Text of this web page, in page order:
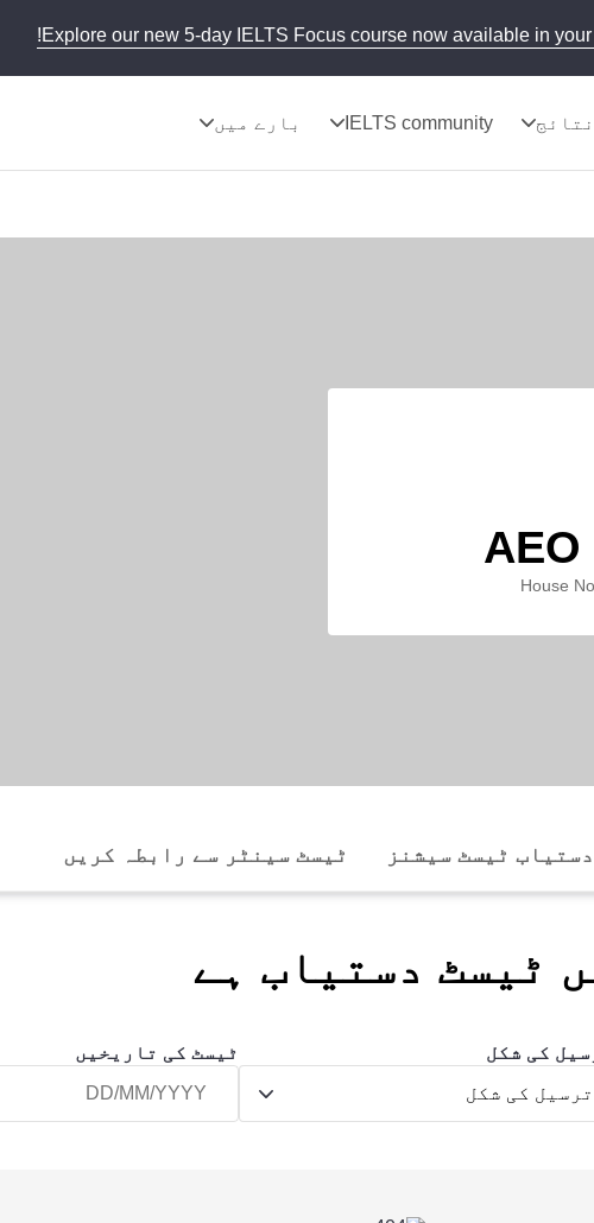
Explore our new 5-day IELTS Focus course now available in your
نتائج IELTS community بارے میں
House
دستیاب ٹیسٹ سیشنز ٹیسٹ سینٹر سے رابطہ کریں
ٹیسٹ دستیاب ہے
کی شکل
ترسیل کی شکل
ٹیسٹ کی تاریخیں